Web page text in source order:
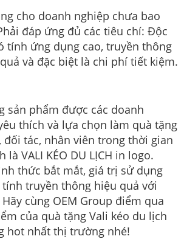
cho doanh nghiệp chưa bao
đáp ứng đủ các tiêu chí: Độc
tính ứng dụng cao, truyền thông
và đặc biệt là chi phí tiết kiệm.
sản phẩm được các doanh
thích và lựa chọn làm quà tặng
đối tác, nhân viên trong thời gian
là VALI KÉO DU LỊCH in logo.
thức bắt mắt, giá trị sử dụng
truyền thông hiệu quả với
cùng OEM Group điểm qua
của quà tặng Vali kéo du lịch
hot nhất thị trường nhé!